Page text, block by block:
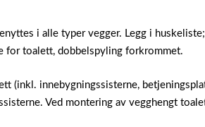
i alle typer vegger. Legg i
for toalett, dobbelspyling forkrommet.
(inkl. innebygningssisterne,
Ved montering av vegghengt